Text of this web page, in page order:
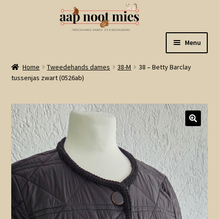
naar
navigatie
de
inhoud
Menu
Welkom
Winkel
Mijn account
Winkelmand
Linkjes
Home Tweedehands dames 38-M
38 – Betty Barclay
tussenjas zwart (0526ab)